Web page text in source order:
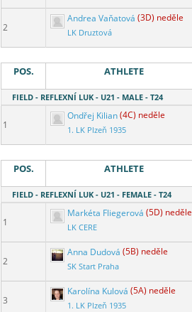
2
Andrea Vaňatová (3D) neděle
LK Druztová
POS. ATHLETE
FIELD - REFLEXNÍ LUK - U21 - MALE - T24
1
Ondřej Kilian(4C) neděle
1. LK Plzeň 1935
POS. ATHLETE
FIELD - REFLEXNÍ LUK - U21 - FEMALE - T24
1
Markéta Fliegerová (5D) neděle
LK CERE
2
Anna Dudová (5B) neděle
SK Start Praha
3
Karolína Kulová (5A) neděle
1. LK Plzeň 1935